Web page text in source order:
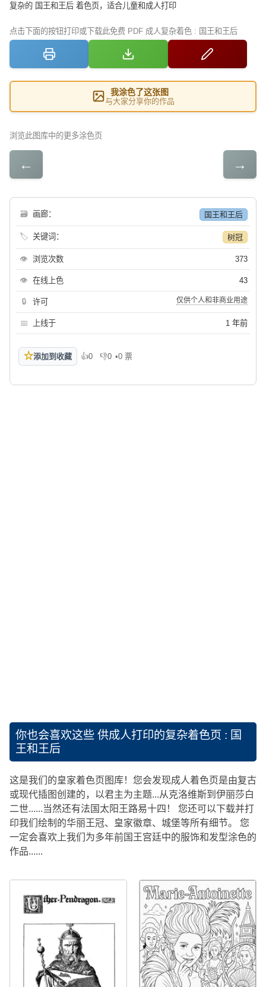
复杂的 国王和王后 着色页，适合儿童和成人打印
点击下面的按钮打印或下载此免费 PDF 成人复杂着色 : 国王和王后
我涂色了这张图
与大家分享你的作品
浏览此图库中的更多涂色页
← →
🗃 画廊： 国王和王后
🏷 关键词： 树冠
👁 浏览次数 373
👁 在线上色 43
🔒 许可 仅供个人和非商业用途
📅 上线于 1 年前
☆添加到收藏 👍0
喜欢 👎0
不喜欢
•0 票
你也会喜欢这些 供成人打印的复杂着色页 : 国
王和王后
这是我们的皇家着色页图库！您会发现成人着色页是由复古
或现代插图创建的，以君主为主题...从克洛维斯到伊丽莎白
二世......当然还有法国太阳王路易十四！ 您还可以下载并打
印我们绘制的华丽王冠、皇家徽章、城堡等所有细节。 您
一定会喜欢上我们为多年前国王宫廷中的服饰和发型涂色的
作品......